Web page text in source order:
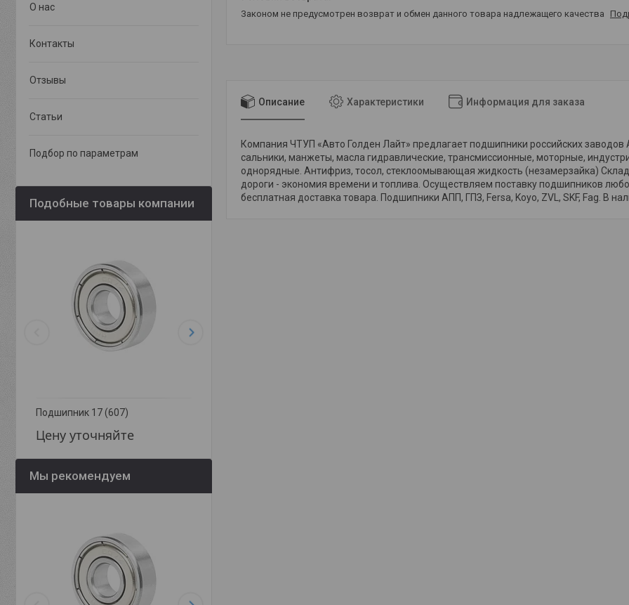
Законом не предусмотрен возврат и обмен данного товара надлежащего качества
Описание Характеристики Информация для заказа
Компания ЧТУП «Авто Голден Лайт» предлагает подшипники российских заводов
сальники, манжеты, масла гидравлические, трансмиссионные, моторные,
однорядные. Антифриз, тосол, стеклоомывающая жидкость (незамерзайка)
дороги - экономия времени и топлива. Осуществляем поставку подшипников
бесплатная доставка товара. Подшипники АПП, ГПЗ, Fersa, Koyo, ZVL, SKF, Fag. В
О нас
Контакты
Отзывы
Статьи
Подбор по параметрам
Подобные товары компании
Подшипник 17 (607)
Цену уточняйте
Мы рекомендуем